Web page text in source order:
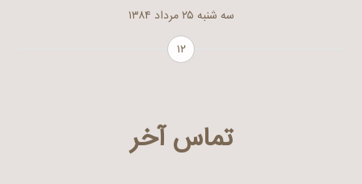
سه شنبه ۲۵ مرداد ۱۳۸۴
۱۲
تماس آخر